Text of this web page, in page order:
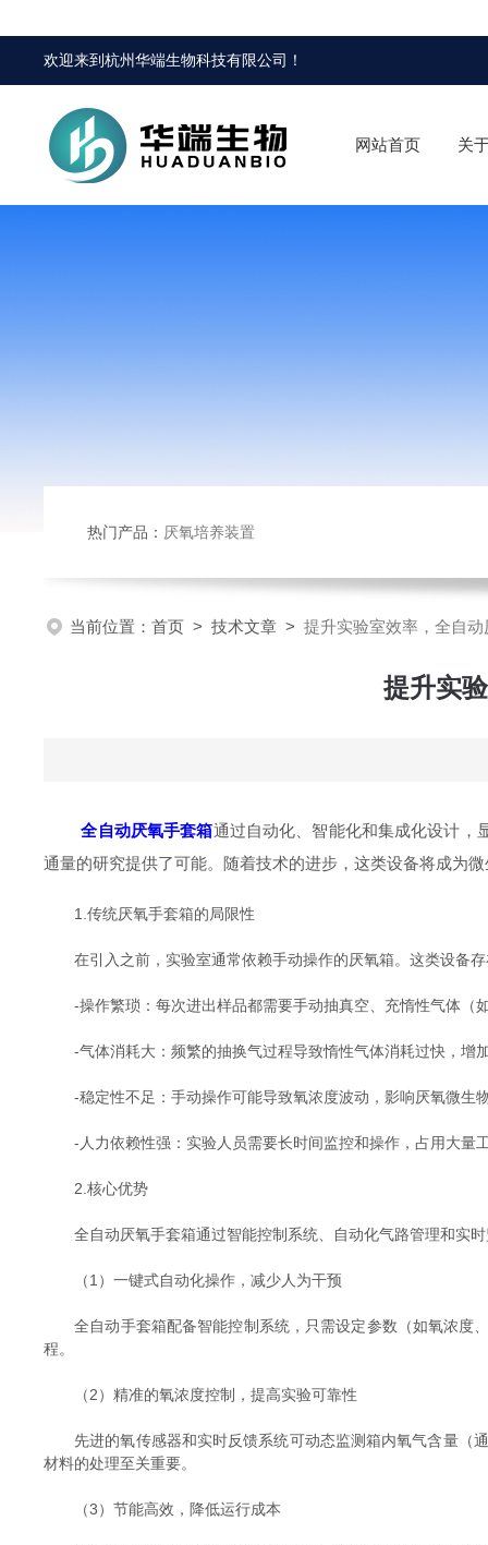
欢迎来到杭州华端生物科技有限公司 ！
网站首页 关
热门产品： 厌氧培养装置
当前位置： 首页 > 技术文章 > 提升实验室效率，全自
提升实
全自动厌氧手套箱通过自动化、智能化和集成化设计，
通量的研究提供了可能。随着技术的进步，这类设备将成为
1.传统厌氧手套箱的局限性
在引入之前，实验室通常依赖手动操作的厌氧箱。这类设备存
-操作繁琐：每次进出样品都需要手动抽真空、充惰性气体（
-气体消耗大：频繁的抽换气过程导致惰性气体消耗过快，增
-稳定性不足：手动操作可能导致氧浓度波动，影响厌氧微生
-人力依赖性强：实验人员需要长时间监控和操作，占用大量
2.核心优势
全自动厌氧手套箱通过智能控制系统、自动化气路管理和实时
（1）一键式自动化操作，减少人为干预
全自动手套箱配备智能控制系统，只需设定参数（如氧浓度、
程。
（2）精准的氧浓度控制，提高实验可靠性
先进的氧传感器和实时反馈系统可动态监测箱内氧气含量（通
材料的处理至关重要。
（3）节能高效，降低运行成本